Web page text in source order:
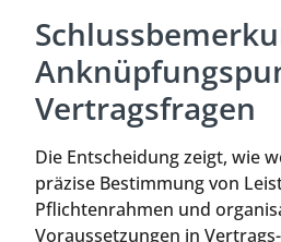
Vertragsfragen
Die Entscheidung zeigt, wie
präzise Bestimmung von
Pflichtenrahmen und
Voraussetzungen in